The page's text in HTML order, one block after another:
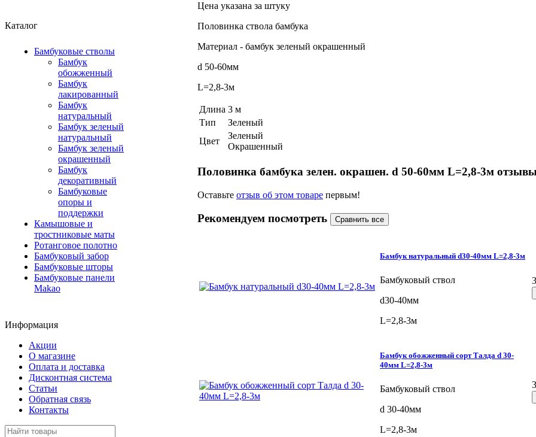
Каталог
Бамбуковые стволы
Бамбук
обожженный
Бамбук
лакированный
Бамбук
натуральный
Бамбук зеленый
натуральный
Бамбук зеленый
окрашенный
Бамбук
декоративный
Бамбуковые
опоры и
поддержки
Камышовые и
тростниковые маты
Ротанговое полотно
Бамбуковый забор
Бамбуковые шторы
Бамбуковые панели
Makao
Информация
Акции
О магазине
Оплата и доставка
Дисконтная система
Статьи
Обратная связь
Контакты
Цена указана за штуку
Половинка ствола бамбука
Материал - бамбук зеленый окрашенный
d 50-60мм
L=2,8-3м
Длина 3 м
Тип
Зеленый
Цвет
Зеленый
Окрашенный
Половинка бамбука зелен. окрашен. d 50-60мм L=2,8-3м
Оставьте отзыв об этом товаре первым!
Рекомендуем посмотреть
Бамбук натуральный d30-40мм L=2,8-3м
Бамбуковый ствол
d30-40мм
L=2,8-3м
Бамбук обожженный сорт Талда d 30-
40мм L=2,8-3м
Бамбуковый ствол
d 30-40мм
L=2,8-3м